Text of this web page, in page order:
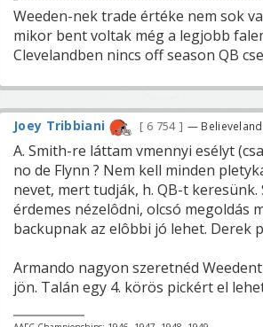
Weeden-nek trade értéke nem sok
mikor bent voltak még a legjobb
Clevelandben nincs off season QB
Joey Tribbiani 6 754 —
A. Smith-re láttam vmennyi esélyt
no de Flynn ? Nem kell minden
nevet, mert tudják, h. QB-t
érdemes nézelôdni, olcsó megoldás
backupnak az elôbbi jó lehet. Derek
Armando nagyon szeretnéd
jön. Talán egy 4. körös pickért el